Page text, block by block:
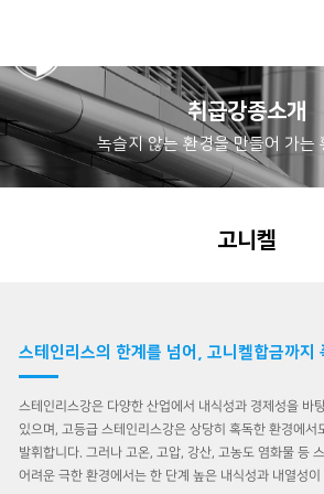
취급강종소개
녹슬지 않는 환경을 만들어 가는
고니켈
스테인리스의 한계를 넘어, 고니켈합금까지
스테인리스강은 다양한 산업에서 내식성과 경제성을 바
있으며, 고등급 스테인리스강은 상당히 혹독한 환경에서
발휘합니다. 그러나 고온, 고압, 강산, 고농도 염화물 등
어려운 극한 환경에서는 한 단계 높은 내식성과 내열성이